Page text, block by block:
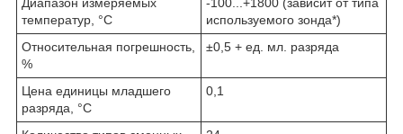
температур, °С
используемого зонда*)
Относительная погрешность,
%
±0,5 + ед. мл. разряда
Цена единицы младшего
разряда, °С
0,1